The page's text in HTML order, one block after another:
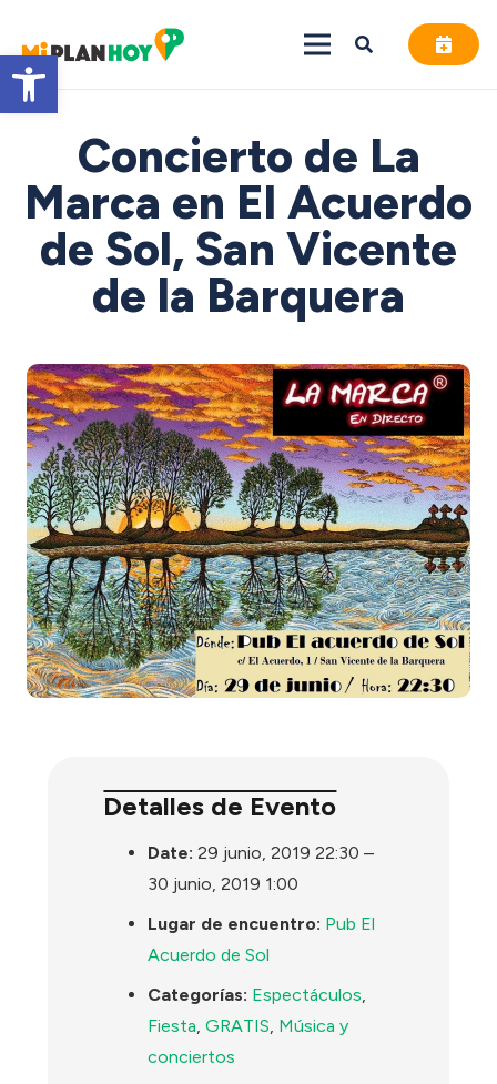
Abrir barra de herramientas
Concierto de La
Marca en El Acuerdo
de Sol, San Vicente
de la Barquera
Detalles de Evento
Date: 29 junio, 2019 22:30 –
30 junio, 2019 1:00
Lugar de encuentro: Pub El
Acuerdo de Sol
Categorías: Espectáculos,
Fiesta,GRATIS, Música y
conciertos